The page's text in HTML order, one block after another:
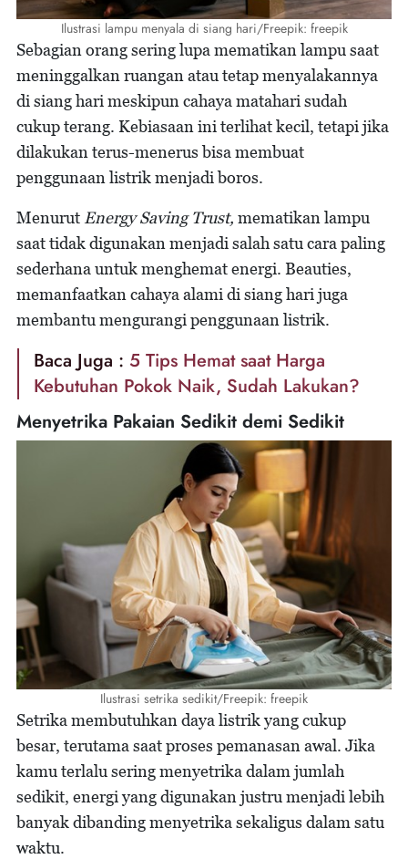
Ilustrasi lampu menyala di siang hari/Freepik: freepik
Sebagian orang sering lupa mematikan lampu saat
meninggalkan ruangan atau tetap menyalakannya
di siang hari meskipun cahaya matahari sudah
cukup terang. Kebiasaan ini terlihat kecil, tetapi jika
dilakukan terus-menerus bisa membuat
penggunaan listrik menjadi boros.
Menurut Energy Saving Trust, mematikan lampu
saat tidak digunakan menjadi salah satu cara paling
sederhana untuk menghemat energi. Beauties,
memanfaatkan cahaya alami di siang hari juga
membantu mengurangi penggunaan listrik.
Baca Juga : 5 Tips Hemat saat Harga
Kebutuhan Pokok Naik, Sudah Lakukan?
Menyetrika Pakaian Sedikit demi Sedikit
Ilustrasi setrika sedikit/Freepik: freepik
Setrika membutuhkan daya listrik yang cukup
besar, terutama saat proses pemanasan awal. Jika
kamu terlalu sering menyetrika dalam jumlah
sedikit, energi yang digunakan justru menjadi lebih
banyak dibanding menyetrika sekaligus dalam satu
waktu.